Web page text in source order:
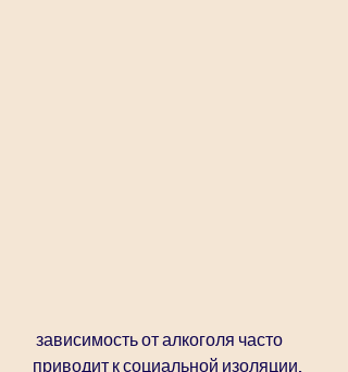
приводит к социальной изоляции,